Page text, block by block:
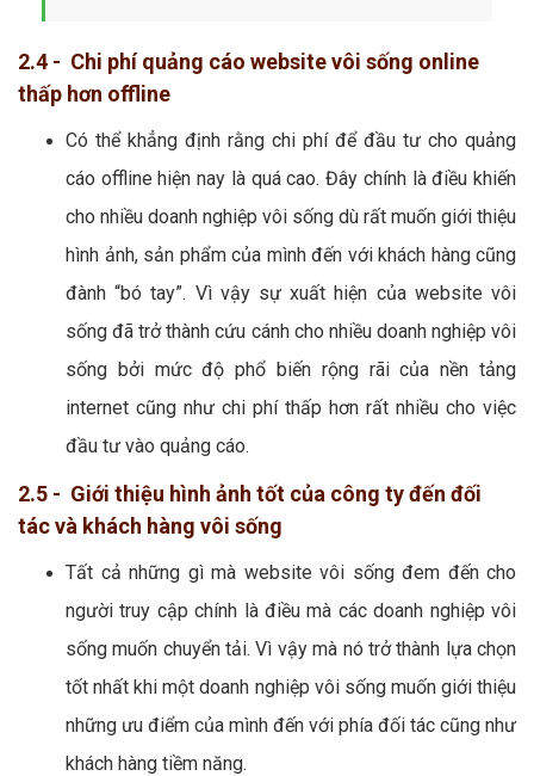
2.4 - Chi phí quảng cáo website vôi sống online
thấp hơn offline
Có thể khẳng định rằng chi phí để đầu tư cho quảng
cáo offline hiện nay là quá cao. Đây chính là điều khiến
cho nhiều doanh nghiệp vôi sống dù rất muốn giới thiệu
hình ảnh, sản phẩm của mình đến với khách hàng cũng
đành “bó tay”. Vì vậy sự xuất hiện của website vôi
sống đã trở thành cứu cánh cho nhiều doanh nghiệp vôi
sống bởi mức độ phổ biến rộng rãi của nền tảng
internet cũng như chi phí thấp hơn rất nhiều cho việc
đầu tư vào quảng cáo.
2.5 - Giới thiệu hình ảnh tốt của công ty đến đối
tác và khách hàng vôi sống
Tất cả những gì mà website vôi sống đem đến cho
người truy cập chính là điều mà các doanh nghiệp vôi
sống muốn chuyển tải. Vì vậy mà nó trở thành lựa chọn
tốt nhất khi một doanh nghiệp vôi sống muốn giới thiệu
những ưu điểm của mình đến với phía đối tác cũng như
khách hàng tiềm năng.